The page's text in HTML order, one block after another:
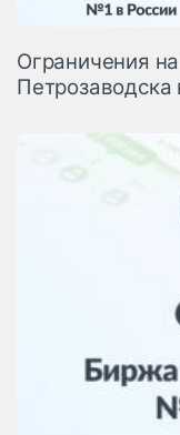
Ограничения
Петрозаводска